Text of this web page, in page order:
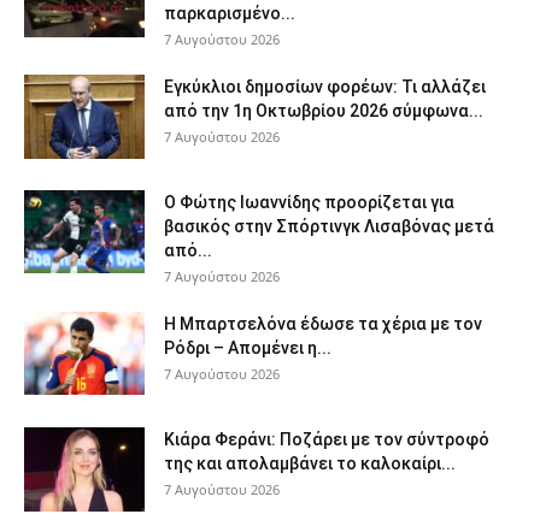
παρκαρισμένο...
7 Αυγούστου 2026
Εγκύκλιοι δημοσίων φορέων: Τι αλλάζει
από την 1η Οκτωβρίου 2026 σύμφωνα...
7 Αυγούστου 2026
Ο Φώτης Ιωαννίδης προορίζεται για
βασικός στην Σπόρτινγκ Λισαβόνας μετά
από...
7 Αυγούστου 2026
Η Μπαρτσελόνα έδωσε τα χέρια με τον
Ρόδρι – Απομένει η...
7 Αυγούστου 2026
Κιάρα Φεράνι: Ποζάρει με τον σύντροφό
της και απολαμβάνει το καλοκαίρι...
7 Αυγούστου 2026